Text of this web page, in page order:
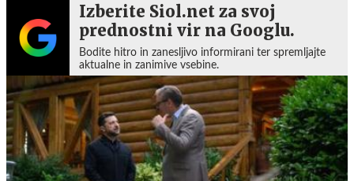
Izberite Siol.net za svoj
prednostni vir na Googlu.
Bodite hitro in zanesljivo informirani ter spremljajte
aktualne in zanimive vsebine.